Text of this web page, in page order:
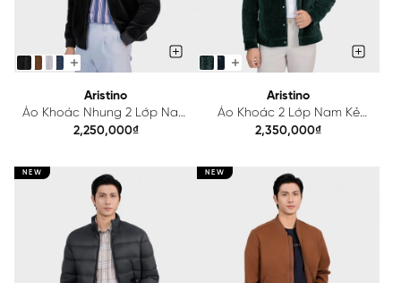
Aristino
Áo Khoác Nhung 2 Lớp Nam
Aristino Regular Fit
2,250,000₫
Aristino
Áo Khoác 2 Lớp Nam Kẻ
Aristino Regular Fi AJK027BS0
2,350,000₫
NEW NEW